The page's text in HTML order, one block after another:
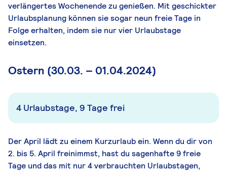
verlängertes Wochenende zu genießen. Mit geschickter
Urlaubsplanung können sie sogar neun freie Tage in
Folge erhalten, indem sie nur vier Urlaubstage
einsetzen.
Ostern (30.03. – 01.04.2024)
4 Urlaubstage, 9 Tage frei
Der April lädt zu einem Kurzurlaub ein. Wenn du dir von
2. bis 5. April freinimmst, hast du sagenhafte 9 freie
Tage und das mit nur 4 verbrauchten Urlaubstagen,